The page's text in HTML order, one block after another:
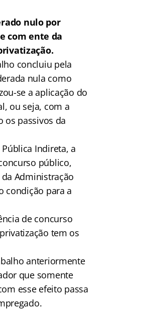
nulo por
com ente da
concluiu pela
nula como
se a aplicação do
ou seja, com a
os passivos da
Indireta, a
público,
Administração
condição para a
de concurso
tem os
anteriormente
que somente
esse efeito passa